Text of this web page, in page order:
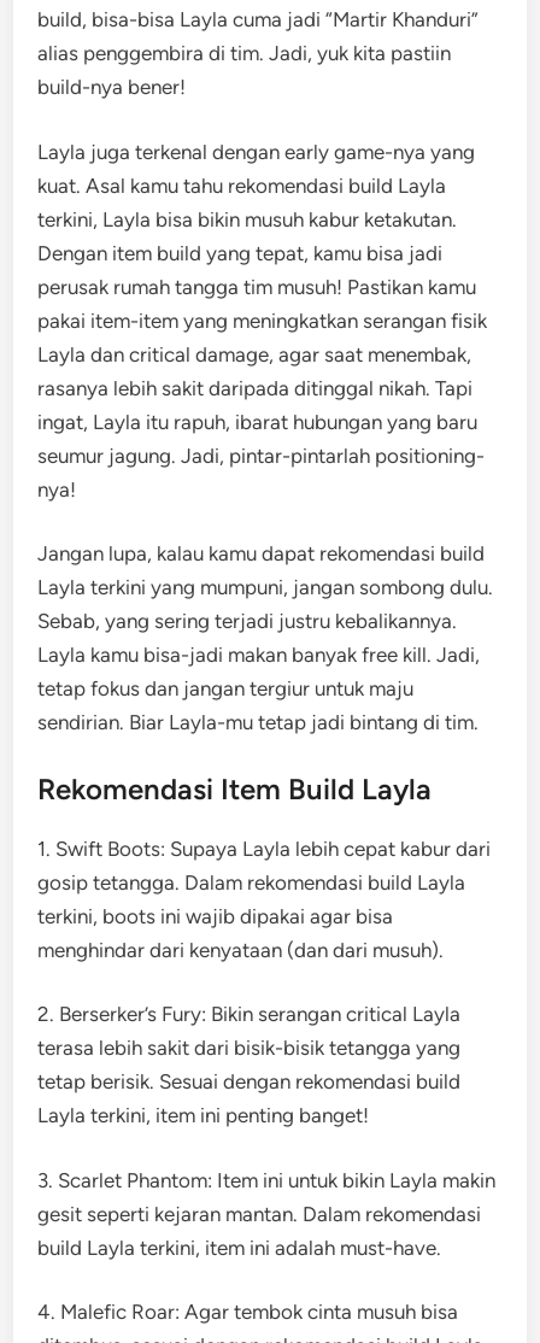
build, bisa-bisa Layla cuma jadi “Martir Khanduri”
alias penggembira di tim. Jadi, yuk kita pastiin
build-nya bener!
Layla juga terkenal dengan early game-nya yang
kuat. Asal kamu tahu rekomendasi build Layla
terkini, Layla bisa bikin musuh kabur ketakutan.
Dengan item build yang tepat, kamu bisa jadi
perusak rumah tangga tim musuh! Pastikan kamu
pakai item-item yang meningkatkan serangan fisik
Layla dan critical damage, agar saat menembak,
rasanya lebih sakit daripada ditinggal nikah. Tapi
ingat, Layla itu rapuh, ibarat hubungan yang baru
seumur jagung. Jadi, pintar-pintarlah positioning-
nya!
Jangan lupa, kalau kamu dapat rekomendasi build
Layla terkini yang mumpuni, jangan sombong dulu.
Sebab, yang sering terjadi justru kebalikannya.
Layla kamu bisa-jadi makan banyak free kill. Jadi,
tetap fokus dan jangan tergiur untuk maju
sendirian. Biar Layla-mu tetap jadi bintang di tim.
Rekomendasi Item Build Layla
1. Swift Boots: Supaya Layla lebih cepat kabur dari
gosip tetangga. Dalam rekomendasi build Layla
terkini, boots ini wajib dipakai agar bisa
menghindar dari kenyataan (dan dari musuh).
2. Berserker’s Fury: Bikin serangan critical Layla
terasa lebih sakit dari bisik-bisik tetangga yang
tetap berisik. Sesuai dengan rekomendasi build
Layla terkini, item ini penting banget!
3. Scarlet Phantom: Item ini untuk bikin Layla makin
gesit seperti kejaran mantan. Dalam rekomendasi
build Layla terkini, item ini adalah must-have.
4. Malefic Roar: Agar tembok cinta musuh bisa